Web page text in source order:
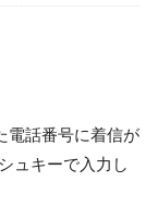
電話番号に着信が
ュキーで入力し